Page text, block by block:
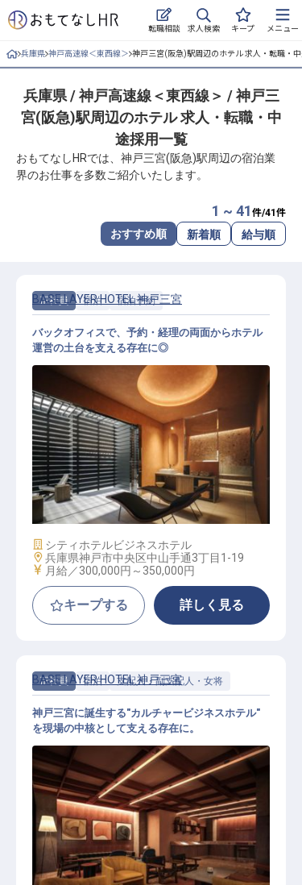
転職相談 求人検索 キープ メニュー
ログイン
求人・施設を探す
キープした求人
就職・転職 合同説明会
ご利用の流れ
ホテル・宿泊業界情報コラム
無料 転職サポートに申し込む
採用をお考えの企業様へ
兵庫県 神戸高速線＜東西線＞ 神戸三宮(阪急)駅周辺のホテル 求人・転職・中
兵庫県 / 神戸高速線＜東西線＞ / 神戸三
宮(阪急)駅周辺のホテル 求人・転職・中
途採用一覧
おもてなしHRでは、神戸三宮(阪急)駅周辺の宿泊業
界のお仕事を多数ご紹介いたします。
1 ~ 41 件/41 件
おすすめ順 新着順 給与順
正社員 宿泊 宿泊予約
予約管理│月給30万円～／2026年11
月開業予定／実質年休112日
BASE LAYER HOTEL 神戸三宮
バックオフィスで、予約・経理の両面からホテル
運営の土台を支える存在に◎
施設業態
シティホテルビジネスホテル
勤務地
兵庫県神戸市中央区中山手通3丁目1-19
給与
月給／300,000円～ 350,000円
キープする 詳しく見る
正社員 宿泊 支配人・副支配人・女将
副支配人│月給40万円～／2026年11
月開業予定／実質年休112日
BASE LAYER HOTEL 神戸三宮
神戸三宮に誕生する"カルチャービジネスホテル"
を現場の中核として支える存在に。